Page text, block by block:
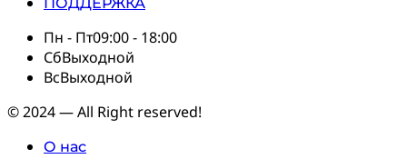
Пн - Пт09:00 - 18:00
СбВыходной
ВсВыходной
© 2024 — All Right reserved!
О нас